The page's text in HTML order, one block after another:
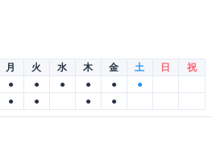
月 火 水 木 金 土 日
祝
● ● ● ● ●
●
● ● ● ●